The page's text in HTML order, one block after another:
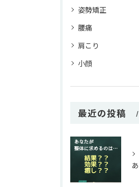
姿勢矯正
腰痛
肩こり
小顔
最近の投稿